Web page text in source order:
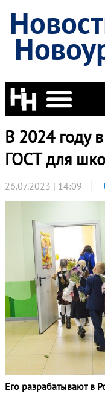
В 2024 году
ГОСТ для
26.07.2023 | 14:09
Его разрабатывают в